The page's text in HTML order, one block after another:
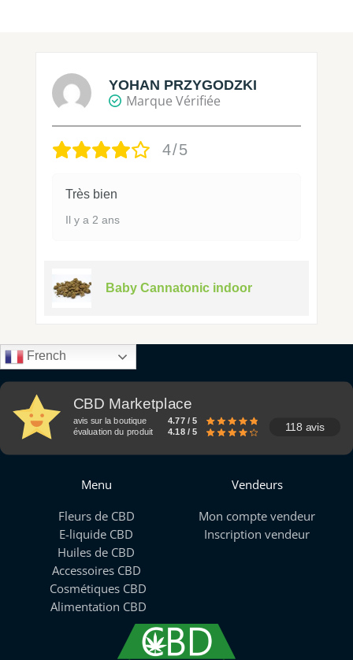
YOHAN PRZYGODZKI
Marque Vérifiée
4/5
Très bien
Il y a 2 ans
Baby Cannatonic indoor
French
CBD Marketplace
avis sur la boutique
4.77 / 5
évaluation du produit
4.18 / 5 118 avis
Menu
Fleurs de CBD
E-liquide CBD
Huiles de CBD
Accessoires CBD
Cosmétiques CBD
Alimentation CBD
Vendeurs
Mon compte vendeur
Inscription vendeur